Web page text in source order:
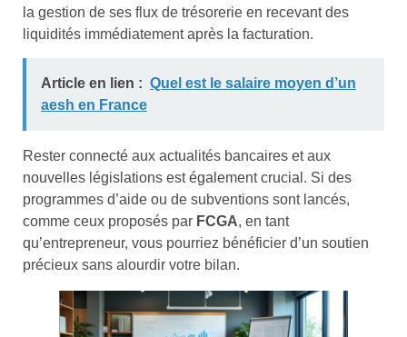
la gestion de ses flux de trésorerie en recevant des
liquidités immédiatement après la facturation.
Article en lien : Quel est le salaire moyen d’un
aesh en France
Rester connecté aux actualités bancaires et aux
nouvelles législations est également crucial. Si des
programmes d’aide ou de subventions sont lancés,
comme ceux proposés par FCGA, en tant
qu’entrepreneur, vous pourriez bénéficier d’un soutien
précieux sans alourdir votre bilan.